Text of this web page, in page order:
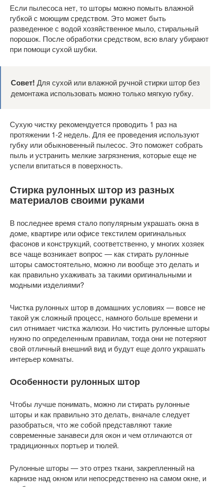
Если пылесоса нет, то шторы можно помыть влажной
губкой с моющим средством. Это может быть
разведенное с водой хозяйственное мыло, стиральный
порошок. После обработки средством, всю влагу убирают
при помощи сухой шубки.
Совет! Для сухой или влажной ручной стирки штор без
демонтажа использовать можно только мягкую губку.
Сухую чистку рекомендуется проводить 1 раз на
протяжении 1-2 недель. Для ее проведения используют
губку или обыкновенный пылесос. Это поможет собрать
пыль и устранить мелкие загрязнения, которые еще не
успели впитаться в поверхность.
Стирка рулонных штор из разных
материалов своими руками
В последнее время стало популярным украшать окна в
доме, квартире или офисе текстилем оригинальных
фасонов и конструкций, соответственно, у многих хозяек
все чаще возникает вопрос — как стирать рулонные
шторы самостоятельно, можно ли вообще это делать и
как правильно ухаживать за такими оригинальными и
модными изделиями?
Чистка рулонных штор в домашних условиях — вовсе не
такой уж сложный процесс, намного больше времени и
сил отнимает чистка жалюзи. Но чистить рулонные шторы
нужно по определенным правилам, тогда они не потеряют
свой отличный внешний вид и будут еще долго украшать
интерьер комнаты.
Особенности рулонных штор
Чтобы лучше понимать, можно ли стирать рулонные
шторы и как правильно это делать, вначале следует
разобраться, что же собой представляют такие
современные занавеси для окон и чем отличаются от
традиционных портьер и тюлей.
Рулонные шторы — это отрез ткани, закрепленный на
карнизе над окном или непосредственно на самом окне, и